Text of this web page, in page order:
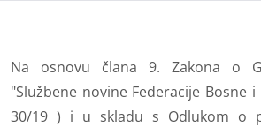
Na osnovu člana 9. Zakona o
"Službene novine Federacije Bosne
30/19 ) i u skladu s Odlukom o